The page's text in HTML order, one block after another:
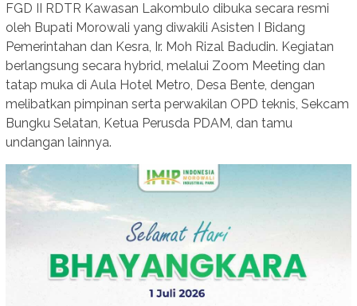
FGD II RDTR Kawasan Lakombulo dibuka secara resmi
oleh Bupati Morowali yang diwakili Asisten I Bidang
Pemerintahan dan Kesra, Ir. Moh Rizal Badudin. Kegiatan
berlangsung secara hybrid, melalui Zoom Meeting dan
tatap muka di Aula Hotel Metro, Desa Bente, dengan
melibatkan pimpinan serta perwakilan OPD teknis, Sekcam
Bungku Selatan, Ketua Perusda PDAM, dan tamu
undangan lainnya.